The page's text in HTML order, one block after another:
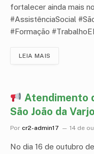
fortalecer ainda mais
#AssistênciaSocial
#Formação
LEIA MAIS
Atendimento
São João da
Por cr2-admin17 14 de
No dia 16 de outubro